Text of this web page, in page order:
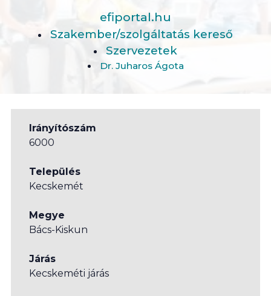
efiportal.hu
Szakember/szolgáltatás kereső
Szervezetek
Dr. Juharos Ágota
Irányítószám
6000
Település
Kecskemét
Megye
Bács-Kiskun
Járás
Kecskeméti járás